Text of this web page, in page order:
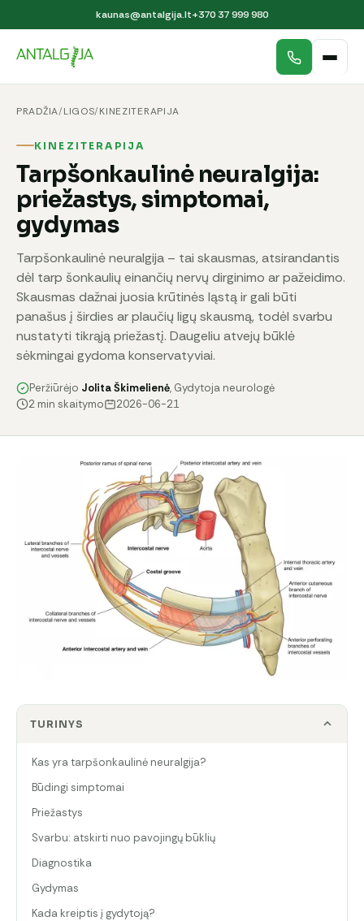
kaunas@antalgija.lt+370 37 999 980
PRADŽIA/LIGOS/KINEZITERAPIJA
KINEZITERAPIJA
Tarpšonkaulinė neuralgija:
priežastys, simptomai,
gydymas
Tarpšonkaulinė neuralgija – tai skausmas, atsirandantis
dėl tarp šonkaulių einančių nervų dirginimo ar pažeidimo.
Skausmas dažnai juosia krūtinės ląstą ir gali būti
panašus į širdies ar plaučių ligų skausmą, todėl svarbu
nustatyti tikrąją priežastį. Daugeliu atvejų būklė
sėkmingai gydoma konservatyviai.
Peržiūrėjo Jolita Škimelienė, Gydytoja neurologė
2 min skaitymo
2026-06-21
TURINYS
Kas yra tarpšonkaulinė neuralgija?
Būdingi simptomai
Priežastys
Svarbu: atskirti nuo pavojingų būklių
Diagnostika
Gydymas
Kada kreiptis į gydytoją?